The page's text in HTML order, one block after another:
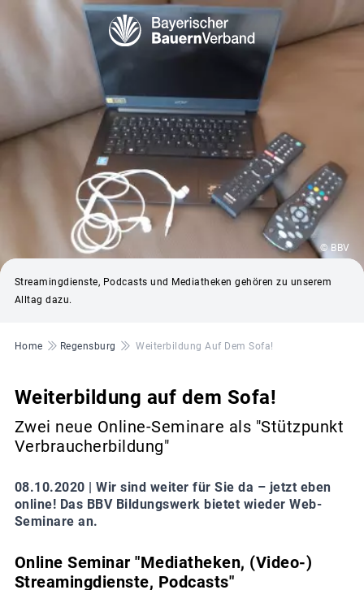
© BBV
Streamingdienste, Podcasts und Mediatheken gehören zu unserem
Alltag dazu.
Pfadnavigation
Home Regensburg Weiterbildung Auf Dem Sofa!
Weiterbildung auf dem Sofa!
Zwei neue Online-Seminare als "Stützpunkt
Verbraucherbildung"
08.10.2020 | Wir sind weiter für Sie da – jetzt eben
online! Das BBV Bildungswerk bietet wieder Web-
Seminare an.
Online Seminar "Mediatheken, (Video-)
Streamingdienste, Podcasts"